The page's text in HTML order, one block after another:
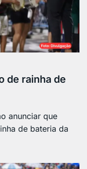
de rainha de
anunciar que
de bateria da